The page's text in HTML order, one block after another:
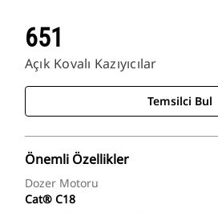
651
Açık Kovalı Kazıyıcılar
Temsilci Bul
Önemli Özellikler
Dozer Motoru
Cat® C18